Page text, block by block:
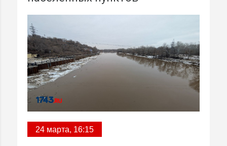
24 марта, 16:15